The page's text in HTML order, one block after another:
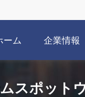
ーム 企業情報
スポット